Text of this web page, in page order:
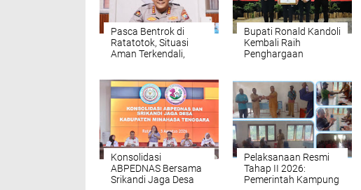
Pasca Bentrok di
Ratatotok, Situasi
Aman Terkendali,
Bupati Ronald Kandoli
Kembali Raih
Penghargaan
di Sulut
Konsolidasi
ABPEDNAS Bersama
Srikandi Jaga Desa
Pelaksanaan Resmi
Tahap II 2026:
Pemerintah Kampung